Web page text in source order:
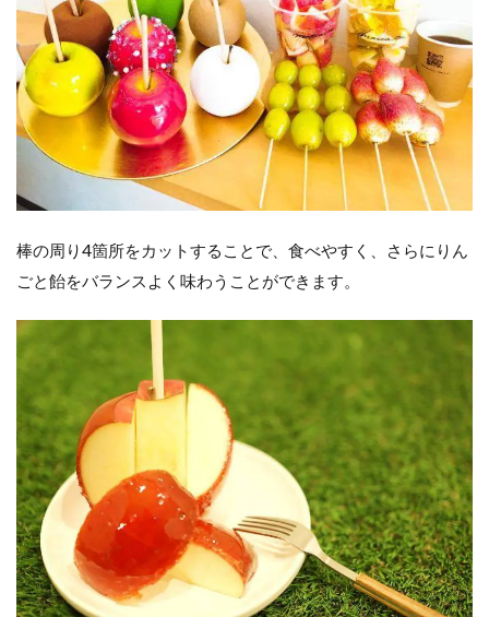
棒の周り4箇所をカットすることで、食べやすく、さらにりん
ごと飴をバランスよく味わうことができます。